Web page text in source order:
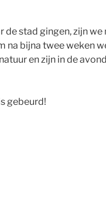
stad gingen, zijn we
na bijna twee weken
en zijn in de
gebeurd!